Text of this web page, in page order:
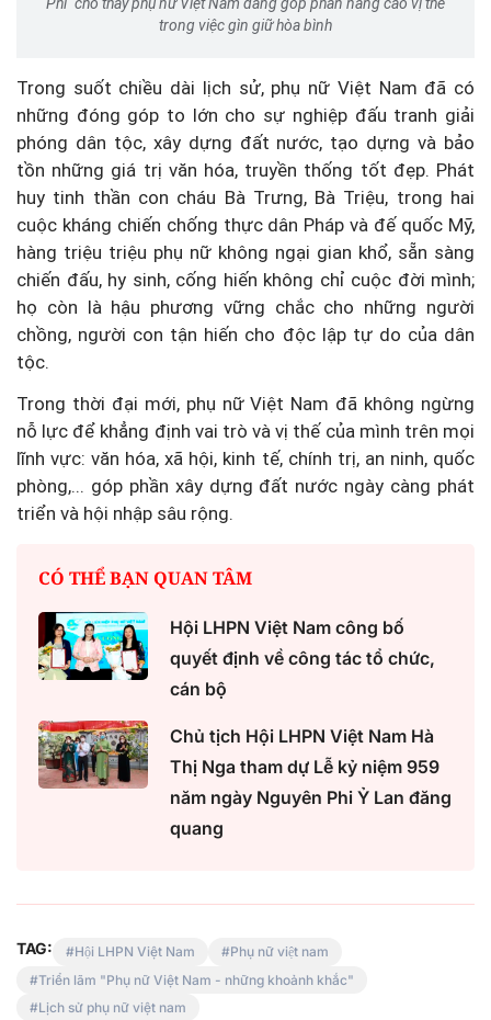
trong việc gìn giữ hòa bình
Trong suốt chiều dài lịch sử, phụ nữ Việt Nam đã có
những đóng góp to lớn cho sự nghiệp đấu tranh giải
phóng dân tộc, xây dựng đất nước, tạo dựng và bảo
tồn những giá trị văn hóa, truyền thống tốt đẹp. Phát
huy tinh thần con cháu Bà Trưng, Bà Triệu, trong hai
cuộc kháng chiến chống thực dân Pháp và đế quốc Mỹ,
hàng triệu triệu phụ nữ không ngại gian khổ, sẵn sàng
chiến đấu, hy sinh, cống hiến không chỉ cuộc đời mình;
họ còn là hậu phương vững chắc cho những người
chồng, người con tận hiến cho độc lập tự do của dân
tộc.
Trong thời đại mới, phụ nữ Việt Nam đã không ngừng
nỗ lực để khẳng định vai trò và vị thế của mình trên mọi
lĩnh vực: văn hóa, xã hội, kinh tế, chính trị, an ninh, quốc
phòng,... góp phần xây dựng đất nước ngày càng phát
triển và hội nhập sâu rộng.
CÓ THỂ BẠN QUAN TÂM
Hội LHPN Việt Nam công bố
quyết định về công tác tổ chức,
cán bộ
Chủ tịch Hội LHPN Việt Nam Hà
Thị Nga tham dự Lễ kỷ niệm 959
năm ngày Nguyên Phi Ỷ Lan đăng
quang
TAG: Hội LHPN Việt Nam
Phụ nữ việt nam
Triển lãm "Phụ nữ Việt Nam - những khoảnh khắc"
Lịch sử phụ nữ việt nam